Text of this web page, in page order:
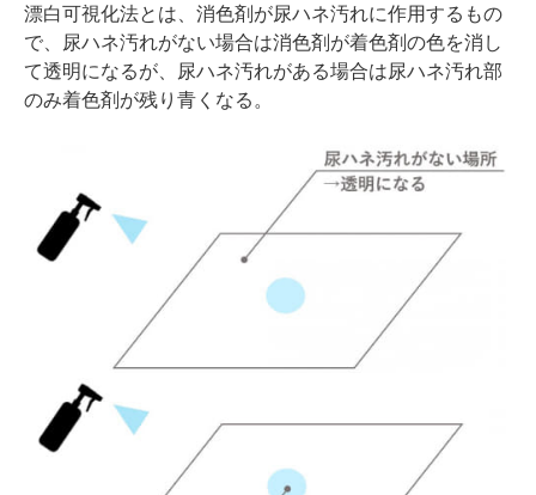
漂白可視化法とは、消色剤が尿ハネ汚れに作用するもの
で、尿ハネ汚れがない場合は消色剤が着色剤の色を消し
て透明になるが、尿ハネ汚れがある場合は尿ハネ汚れ部
のみ着色剤が残り青くなる。